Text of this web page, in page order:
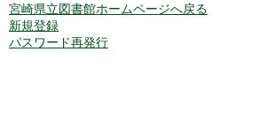
宮崎県立図書館ホームページへ戻る
新規登録
パスワード再発行